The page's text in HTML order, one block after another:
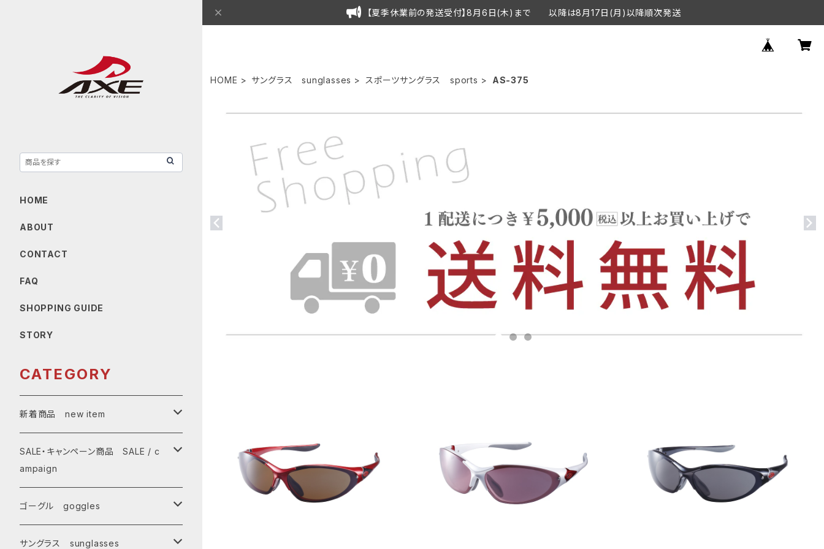
【夏季休業前の発送受付】8月6日(木)まで 以降は8月17日(月)以降順次発送
HOME サングラス sunglasses スポーツサングラス sports AS-375
HOME
ABOUT
CONTACT
FAQ
SHOPPING GUIDE
STORY
CATEGORY
新着商品 new item
ゴーグル
サングラス
SALE・キャンペーン商品 SALE / c
ampaign
SALE・特価商品
キャンペーン対象商品
ゴーグル goggles
メンズ Mens
サングラス sunglasses